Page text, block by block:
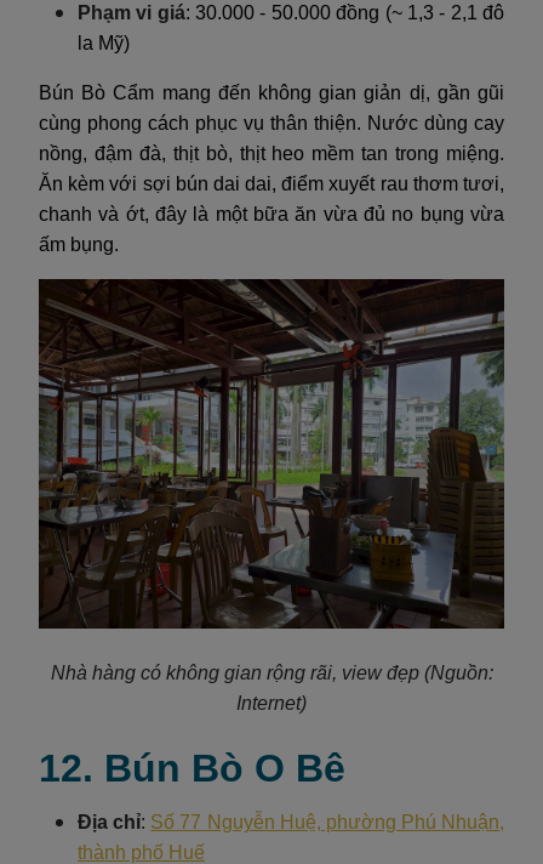
Phạm vi giá: 30.000 - 50.000 đồng (~ 1,3 - 2,1 đô
la Mỹ)
Bún Bò Cẩm mang đến không gian giản dị, gần gũi
cùng phong cách phục vụ thân thiện. Nước dùng cay
nồng, đậm đà, thịt bò, thịt heo mềm tan trong miệng.
Ăn kèm với sợi bún dai dai, điểm xuyết rau thơm tươi,
chanh và ớt, đây là một bữa ăn vừa đủ no bụng vừa
ấm bụng.
Nhà hàng có không gian rộng rãi, view đẹp (Nguồn:
Internet)
12. Bún Bò O Bê
Địa chỉ: Số 77 Nguyễn Huệ, phường Phú Nhuận,
thành phố Huế